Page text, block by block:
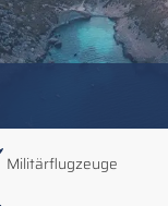
Militärflugzeuge